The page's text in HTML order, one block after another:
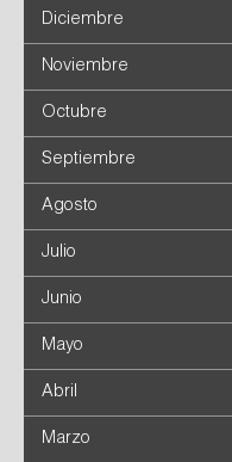
Diciembre
Noviembre
Octubre
Septiembre
Agosto
Julio
Junio
Mayo
Abril
Marzo